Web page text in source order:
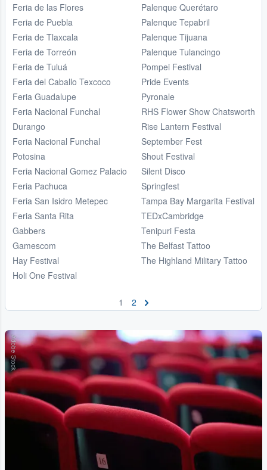
Feria de las Flores
Feria de Puebla
Feria de Tlaxcala
Feria de Torreón
Feria de Tuluá
Feria del Caballo Texcoco
Feria Guadalupe
Feria Nacional Funchal
Durango
Feria Nacional Funchal
Potosina
Feria Nacional Gomez Palacio
Feria Pachuca
Feria San Isidro Metepec
Feria Santa Rita
Gabbers
Gamescom
Hay Festival
Holi One Festival
Palenque Querétaro
Palenque Tepabril
Palenque Tijuana
Palenque Tulancingo
Pompei Festival
Pride Events
Pyronale
RHS Flower Show Chatsworth
Rise Lantern Festival
September Fest
Shout Festival
Silent Disco
Springfest
Tampa Bay Margarita Festival
TEDxCambridge
Tenipuri Festa
The Belfast Tattoo
The Highland Military Tattoo
1 2
Adobe Stock